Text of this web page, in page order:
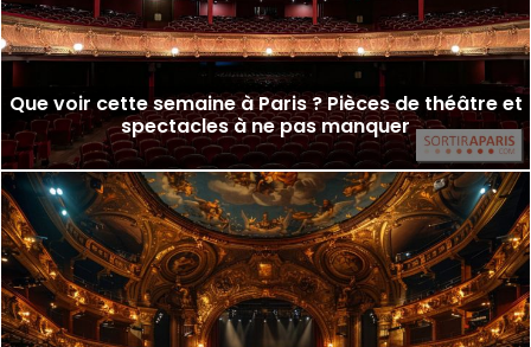
Que voir cette semaine à Paris ? Pièces de théâtre et
spectacles à ne pas manquer